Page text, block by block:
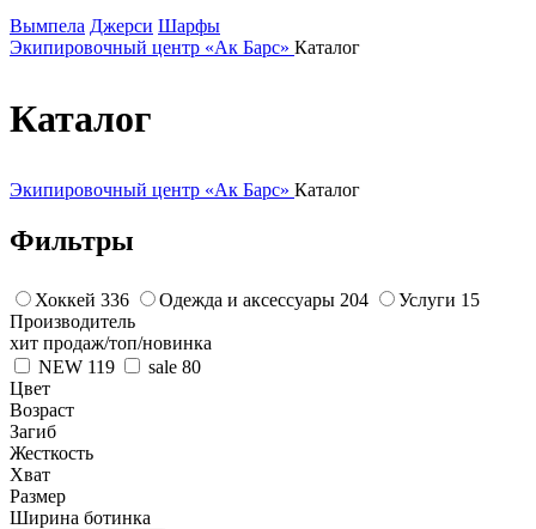
Вымпела Джерси Шарфы
Экипировочный центр «Ак Барс» Каталог
Каталог
Экипировочный центр «Ак Барс» Каталог
Фильтры
Хоккей 336 Одежда и аксессуары 204 Услуги 15
Производитель
хит продаж/топ/новинка
NEW 119 sale 80
Цвет
Возраст
Загиб
Жесткость
Хват
Размер
Ширина ботинка